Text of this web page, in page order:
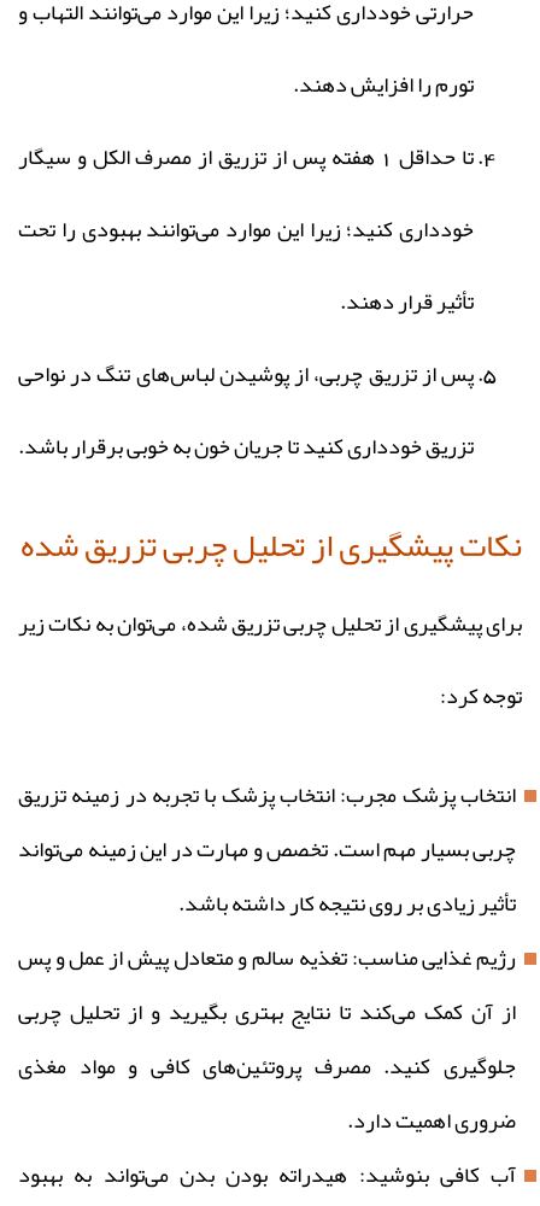
حرارتی خودداری کنید؛ زیرا این موارد می‌توانند التهاب و
تورم را افزایش دهند.
تا حداقل 1 هفته پس از تزریق از مصرف الکل و سیگار
خودداری کنید؛ زیرا این موارد می‌توانند بهبودی را تحت
تأثیر قرار دهند.
پس از تزریق چربی، از پوشیدن لباس‌های تنگ در نواحی
تزریق خودداری کنید تا جریان خون به خوبی برقرار باشد.
نکات پیشگیری از تحلیل چربی تزریق‌ شده
برای پیشگیری از تحلیل چربی تزریق شده، می‌توان به نکات زیر
توجه کرد:
انتخاب پزشک مجرب: انتخاب پزشک با تجربه در زمینه تزریق
چربی بسیار مهم است. تخصص و مهارت در این زمینه می‌تواند
تأثیر زیادی بر روی نتیجه کار داشته باشد.
رژیم غذایی مناسب: تغذیه سالم و متعادل پیش از عمل و پس
از آن کمک می‌کند تا نتایج بهتری بگیرید و از تحلیل چربی
جلوگیری کنید. مصرف پروتئین‌های کافی و مواد مغذی
ضروری اهمیت دارد.
آب کافی بنوشید: هیدراته بودن بدن می‌تواند به بهبود